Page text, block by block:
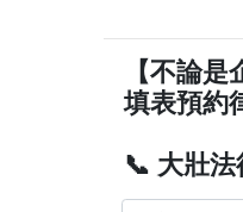
【不論
填表預約
📞 大壯法